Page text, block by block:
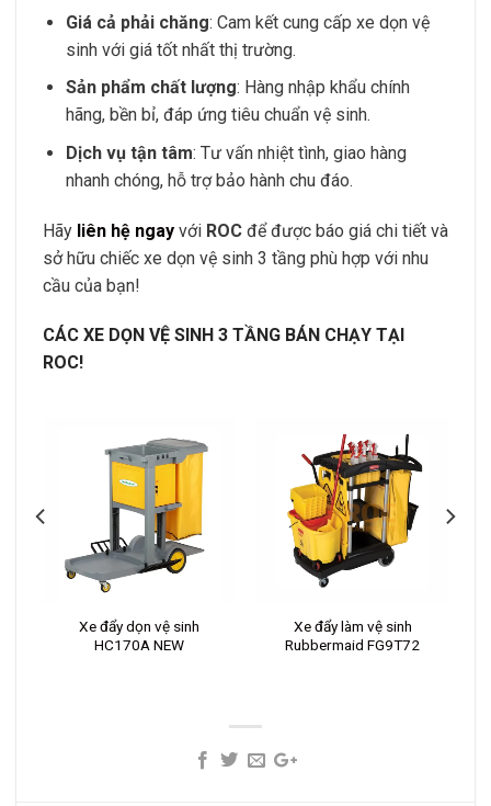
Giá cả phải chăng: Cam kết cung cấp xe dọn vệ
sinh với giá tốt nhất thị trường.
Sản phẩm chất lượng: Hàng nhập khẩu chính
hãng, bền bỉ, đáp ứng tiêu chuẩn vệ sinh.
Dịch vụ tận tâm: Tư vấn nhiệt tình, giao hàng
nhanh chóng, hỗ trợ bảo hành chu đáo.
Hãy liên hệ ngay với ROC để được báo giá chi tiết và
sở hữu chiếc xe dọn vệ sinh 3 tầng phù hợp với nhu
cầu của bạn!
CÁC XE DỌN VỆ SINH 3 TẦNG BÁN CHẠY TẠI
ROC!
Xe đẩy dọn vệ sinh
HC170A NEW
Xe đẩy làm vệ sinh
Rubbermaid FG9T72